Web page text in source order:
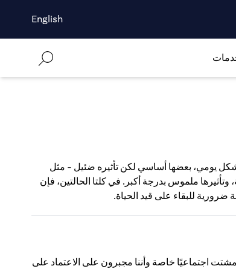
English
يومي، بعضها أساسي لكن تأثيره ضئيل - مثل
ملموس بدرجة أكبر. في كلتا الحالتين، فإن
للبقاء على قيد الحياة.
اجتماعيًا خاصة وأننا مجبرون على الاعتماد على